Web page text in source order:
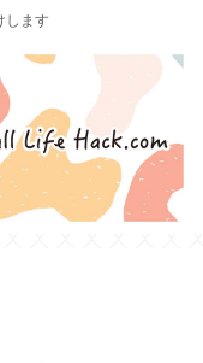
します